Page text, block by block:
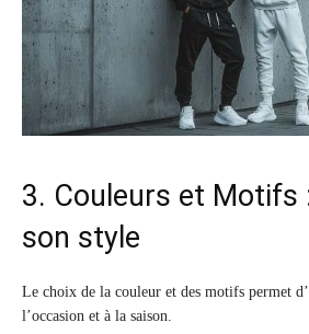
3. Couleurs et Motifs
son style
Le choix de la couleur et des motifs permet
l’occasion et à la saison.